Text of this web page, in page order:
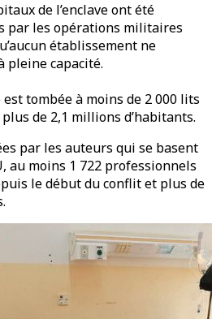
de l’enclave ont été
par les opérations militaires
établissement ne
pleine capacité.
tombée à moins de 2 000 lits
de 2,1 millions d’habitants.
par les auteurs qui se basent
au moins 1 722 professionnels
le début du conflit et plus de